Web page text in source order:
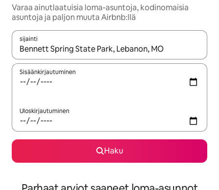
Varaa ainutlaatuisia loma-asuntoja, kodinomaisia
asuntoja ja paljon muuta Airbnb:llä
sijainti
Kun tulokset ovat saatavilla, navigoi ylös- ja alas-
Sisäänkirjautuminen
Uloskirjautuminen
Haku